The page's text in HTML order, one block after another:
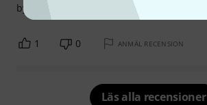
by Iron Maiden on your guitar :)
1 0 ANMÄL RECENSION
Läs alla recensioner